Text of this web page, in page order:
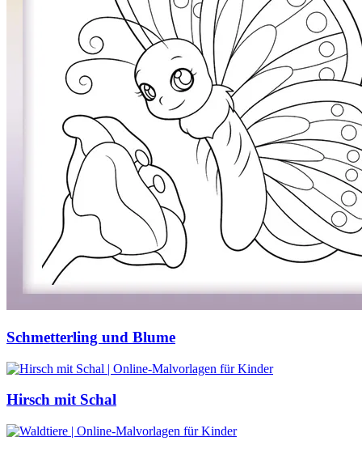
Schmetterling und Blume
Hirsch mit Schal